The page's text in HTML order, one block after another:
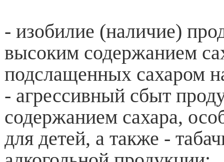
- изобилие (наличие)
высоким содержанием
подслащенных сахаром
- агрессивный сбыт
содержанием сахара,
для детей, а также -